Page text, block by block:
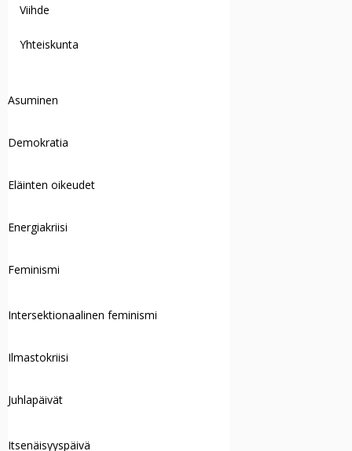
Viihde
Yhteiskunta
Asuminen
Demokratia
Eläinten oikeudet
Energiakriisi
Feminismi
Intersektionaalinen feminismi
Ilmastokriisi
Juhlapäivät
Itsenäisyyspäivä